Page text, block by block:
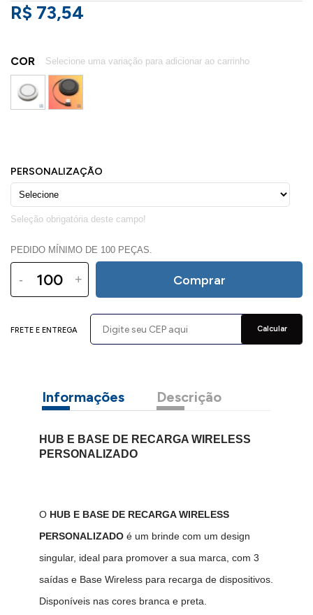
R$ 73,54
COR
PEDIDO MÍNIMO DE 100 PEÇAS.
- + Comprar
FRETE E ENTREGA Calcular
Informações Descrição
HUB E BASE DE RECARGA WIRELESS
PERSONALIZADO
OHUB E BASE DE RECARGA WIRELESS
PERSONALIZADOé um brinde com um design
singular, ideal para promover a sua marca, com 3
saídas e Base Wireless para recarga de dispositivos.
Disponíveis nas cores branca e preta.